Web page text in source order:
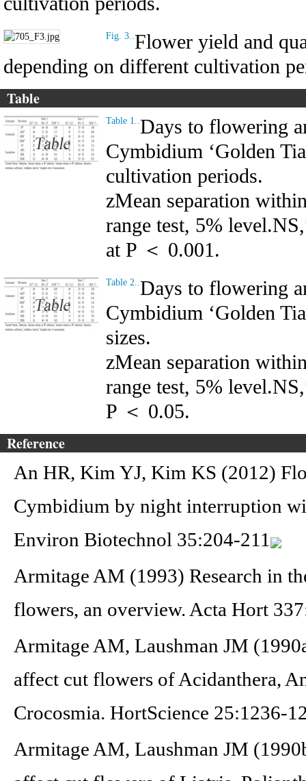
Fig. 3.. Flower yield and
depending on different cultivation
Table
Table 1.. Days to flowering
Cymbidium ‘Golden
cultivation periods.
zMean separation
range test, 5%
at P ＜ 0.001.
Table 2.. Days to flowering
Cymbidium ‘Golden
sizes.
zMean separation
range test, 5%
P ＜ 0.05.
Reference
An HR, Kim YJ, Kim KS (2012)
Cymbidium by night interruption
Environ Biotechnol 35:204-211
Armitage AM (1993) Research in
flowers, an overview. Acta Hort
Armitage AM, Laushman JM
affect cut flowers of Acidanthera,
Crocosmia. HortScience 25:1236-
Armitage AM, Laushman JM